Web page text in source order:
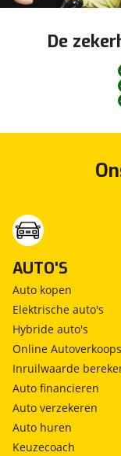
De
AUTO'S
Auto kopen
Elektrische auto's
Hybride auto's
Online
Inruilwaarde
Auto financieren
Auto verzekeren
Auto huren
Keuzecoach